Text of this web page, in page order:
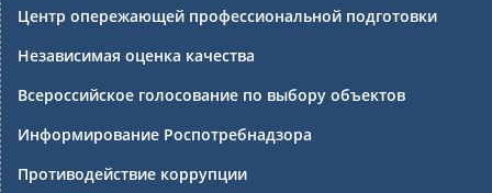
Центр опережающей профессиональной подготовки
Независимая оценка качества
Всероссийское голосование по выбору объектов
Информирование Роспотребнадзора
Противодействие коррупции